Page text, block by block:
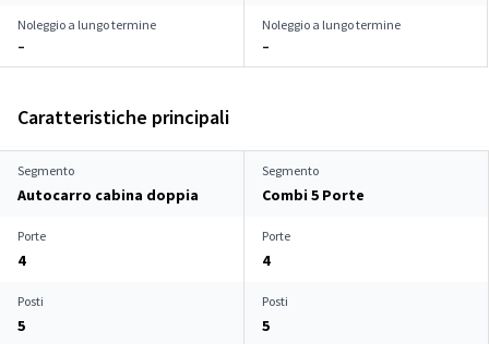
Noleggio a lungo termine
–
Noleggio a lungo termine
–
Caratteristiche principali
Segmento
Autocarro cabina doppia
Segmento
Combi 5 Porte
Porte
4
Porte
4
Posti
5
Posti
5